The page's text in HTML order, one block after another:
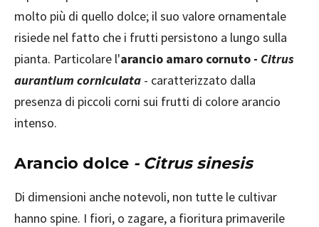
molto più di quello dolce; il suo valore ornamentale
risiede nel fatto che i frutti persistono a lungo sulla
pianta. Particolare l'arancio amaro cornuto - Citrus
aurantium corniculata - caratterizzato dalla
presenza di piccoli corni sui frutti di colore arancio
intenso.
Arancio dolce - Citrus sinesis
Di dimensioni anche notevoli, non tutte le cultivar
hanno spine. I fiori, o zagare, a fioritura primaverile